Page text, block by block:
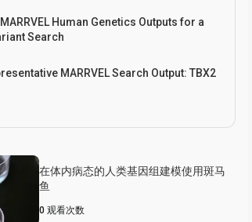
Human Genetics Outputs for a
Search
MARRVEL Search Output: TBX2
在体内病态的人类基因组建模使用斑马
鱼
0 观看次数